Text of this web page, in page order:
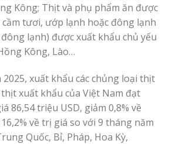
Kông; Thịt và phụ phẩm ăn được
tươi, ướp lạnh hoặc đông lạnh
lạnh) được xuất khẩu chủ yếu
Kông, Lào…
xuất khẩu các chủng loại thịt
xuất khẩu của Việt Nam đạt
86,54 triệu USD, giảm 0,8% về
về trị giá so với 9 tháng năm
Quốc, Bỉ, Pháp, Hoa Kỳ,